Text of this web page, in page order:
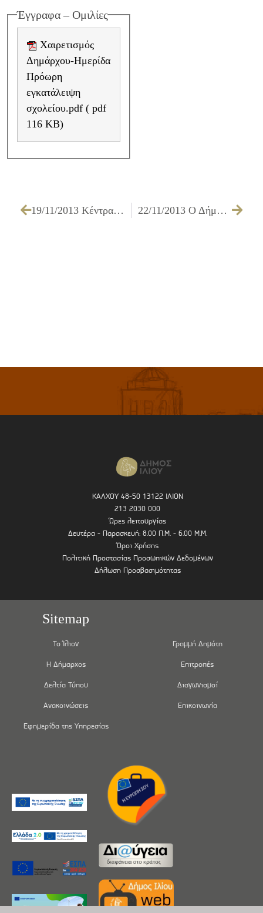
Έγγραφα – Ομιλίες
Δημάρχου-Ημερίδα
Πρόωρη
εγκατάλειψη
σχολείου.pdf ( pdf
116 KB)
19/11/2013 Κέντρα Διά Βίου Μάθησης Δήμου Ιλίου 22/11/2013 Ο Δήμος Ιλίου σε συνεργασία με το 11ο Γυμνάσιο Ιλίου και το Σύλλογο Αρκάδων Ιλίου φιλοξένησε αντιπροσωπεία από την Περιφερειακή Διεύθυνση Εκπαίδευσης της Απουλίας (Κάτω Ιταλία)
ΚΑΛΧΟΥ 48-50 13122 ΙΛΙΟΝ
213 2030 000
Ώρες λειτουργίας
Δευτέρα - Παρασκευή: 8.00 Π.Μ. - 6.00 Μ.Μ.
Όροι Χρήσης
Πολιτική Προστασίας Προσωπικών Δεδομένων
Δήλωση Προσβασιμότητας
Sitemap
Το Ίλιον
Η Δήμαρχος
Δελτία Τύπου
Ανακοινώσεις
Εφημερίδα της Υπηρεσίας
Γραμμή Δημότη
Επιτροπές
Διαγωνισμοί
Επικοινωνία